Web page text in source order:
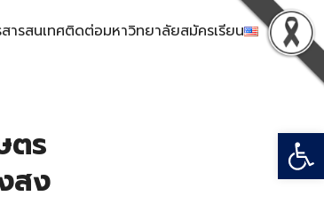
ารสนเทศติดต่อมหาวิทยาลัยสมัครเรียน
ตร
สง